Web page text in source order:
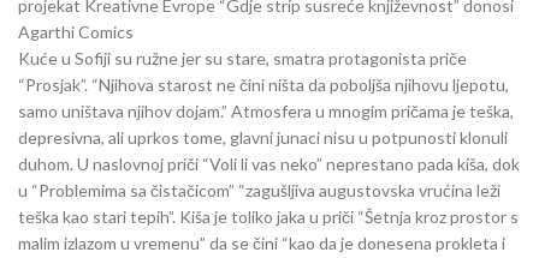
projekat Kreativne Evrope “Gdje strip susreće književnost” donosi
Agarthi Comics
Kuće u Sofiji su ružne jer su stare, smatra protagonista priče
“Prosjak”. “Njihova starost ne čini ništa da poboljša njihovu ljepotu,
samo uništava njihov dojam.” Atmosfera u mnogim pričama je teška,
depresivna, ali uprkos tome, glavni junaci nisu u potpunosti klonuli
duhom. U naslovnoj priči “Voli li vas neko” neprestano pada kiša, dok
u “Problemima sa čistačicom” “zagušljiva augustovska vrućina leži
teška kao stari tepih”. Kiša je toliko jaka u priči “Šetnja kroz prostor s
malim izlazom u vremenu” da se čini “kao da je donesena prokleta i